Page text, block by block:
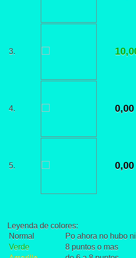
3.
4. 0,00
5. 0,00
Leyenda de colores:
Normal
Po ahora no hubo
Verde
8 puntos o mas